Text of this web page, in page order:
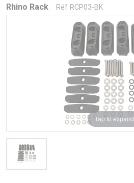
Rhino Rack Réf RCP03-BK
Tap to expand